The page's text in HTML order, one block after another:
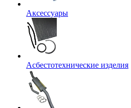
Аксессуары
Асбестотехнические изделия